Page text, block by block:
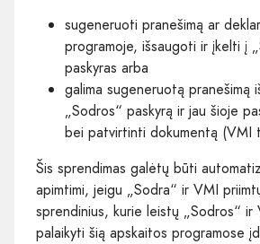
sugeneruoti pranešimą ar
programoje, išsaugoti ir įkelti į
paskyras arba
galima sugeneruotą pranešimą
„Sodros“ paskyrą ir jau šioje
bei patvirtinti dokumentą (VMI
Šis sprendimas galėtų būti
apimtimi, jeigu „Sodra“ ir VMI
sprendinius, kurie leistų „Sodros“ ir
palaikyti šią apskaitos programose